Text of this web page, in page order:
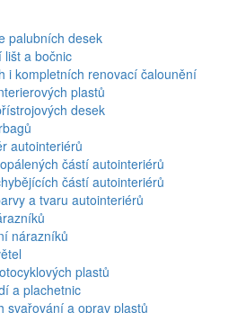
palubních desek
lišt a bočnic
i kompletních renovací čalounění
plastů
desek
autointeriérů
částí autointeriérů
částí autointeriérů
a tvaru autointeriérů
nárazníků
plastů
a plachetnic
svařování a oprav plastů